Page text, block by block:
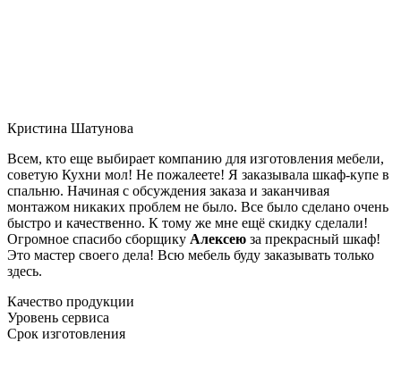
Кристина Шатунова
Всем, кто еще выбирает компанию для изготовления мебели,
советую Кухни мол! Не пожалеете! Я заказывала шкаф-купе в
спальню. Начиная с обсуждения заказа и заканчивая
монтажом никаких проблем не было. Все было сделано очень
быстро и качественно. К тому же мне ещё скидку сделали!
Огромное спасибо сборщику Алексею за прекрасный шкаф!
Это мастер своего дела! Всю мебель буду заказывать только
здесь.
Качество продукции
Уровень сервиса
Срок изготовления